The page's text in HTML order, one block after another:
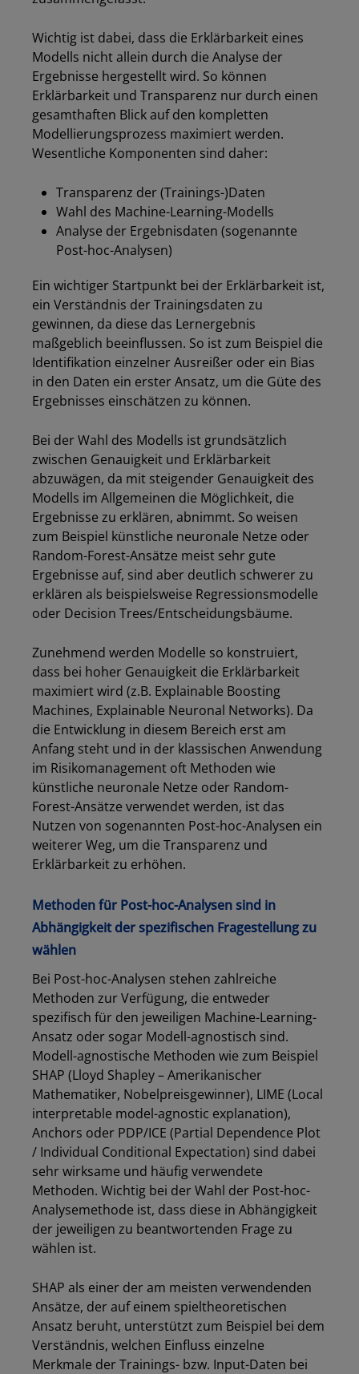
Wichtig ist dabei, dass die Erklärbarkeit eines
Modells nicht allein durch die Analyse der
Ergebnisse hergestellt wird. So können
Erklärbarkeit und Transparenz nur durch einen
gesamthaften Blick auf den kompletten
Modellierungsprozess maximiert werden.
Wesentliche Komponenten sind daher:
Transparenz der (Trainings-)Daten
Wahl des Machine-Learning-Modells
Analyse der Ergebnisdaten (sogenannte
Post-hoc-Analysen)
Ein wichtiger Startpunkt bei der Erklärbarkeit ist,
ein Verständnis der Trainingsdaten zu
gewinnen, da diese das Lernergebnis
maßgeblich beeinflussen. So ist zum Beispiel die
Identifikation einzelner Ausreißer oder ein Bias
in den Daten ein erster Ansatz, um die Güte des
Ergebnisses einschätzen zu können.
Bei der Wahl des Modells ist grundsätzlich
zwischen Genauigkeit und Erklärbarkeit
abzuwägen, da mit steigender Genauigkeit des
Modells im Allgemeinen die Möglichkeit, die
Ergebnisse zu erklären, abnimmt. So weisen
zum Beispiel künstliche neuronale Netze oder
Random-Forest-Ansätze meist sehr gute
Ergebnisse auf, sind aber deutlich schwerer zu
erklären als beispielsweise Regressionsmodelle
oder Decision Trees/Entscheidungsbäume.
Zunehmend werden Modelle so konstruiert,
dass bei hoher Genauigkeit die Erklärbarkeit
maximiert wird (z.B. Explainable Boosting
Machines, Explainable Neuronal Networks). Da
die Entwicklung in diesem Bereich erst am
Anfang steht und in der klassischen Anwendung
im Risikomanagement oft Methoden wie
künstliche neuronale Netze oder Random-
Forest-Ansätze verwendet werden, ist das
Nutzen von sogenannten Post-hoc-Analysen ein
weiterer Weg, um die Transparenz und
Erklärbarkeit zu erhöhen.
Methoden für Post-hoc-Analysen sind in
Abhängigkeit der spezifischen Fragestellung zu
wählen
Bei Post-hoc-Analysen stehen zahlreiche
Methoden zur Verfügung, die entweder
spezifisch für den jeweiligen Machine-Learning-
Ansatz oder sogar Modell-agnostisch sind.
Modell-agnostische Methoden wie zum Beispiel
SHAP (Lloyd Shapley – Amerikanischer
Mathematiker, Nobelpreisgewinner), LIME (Local
interpretable model-agnostic explanation),
Anchors oder PDP/ICE (Partial Dependence Plot
/ Individual Conditional Expectation) sind dabei
sehr wirksame und häufig verwendete
Methoden. Wichtig bei der Wahl der Post-hoc-
Analysemethode ist, dass diese in Abhängigkeit
der jeweiligen zu beantwortenden Frage zu
wählen ist.
SHAP als einer der am meisten verwendenden
Ansätze, der auf einem spieltheoretischen
Ansatz beruht, unterstützt zum Beispiel bei dem
Verständnis, welchen Einfluss einzelne
Merkmale der Trainings- bzw. Input-Daten bei
Los